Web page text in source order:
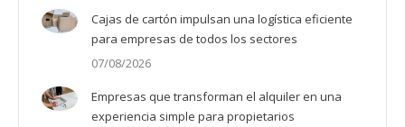
Cajas de cartón impulsan una logística eficiente
para empresas de todos los sectores
07/08/2026
Empresas que transforman el alquiler en una
experiencia simple para propietarios